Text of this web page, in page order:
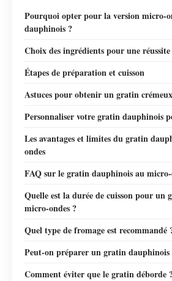
Pourquoi opter pour la version micro-
dauphinois ?
Choix des ingrédients pour une
Étapes de préparation et cuisson
Astuces pour obtenir un gratin
Personnaliser votre gratin dauphinois
Les avantages et limites du gratin
ondes
FAQ sur le gratin dauphinois au micro-
Quelle est la durée de cuisson pour un
micro-ondes ?
Quel type de fromage est recommandé
Peut-on préparer un gratin dauphinois
Comment éviter que le gratin déborde